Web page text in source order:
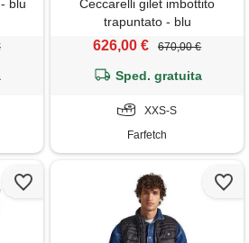
blu
Ceccarelli gilet imbottito
trapuntato - blu
626,00 € 670,00 €
Sped. gratuita
XXS-S
Farfetch